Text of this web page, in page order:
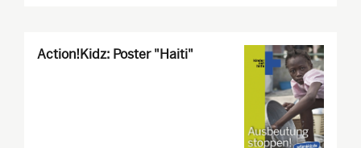
Action!Kidz: Poster "Haiti"